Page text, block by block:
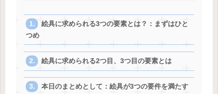
絵具に求められる3つの要素とは？：まずはひと
つめ
絵具に求められる2つ目、3つ目の要素とは
本日のまとめとして：絵具が3つの要件を満たす